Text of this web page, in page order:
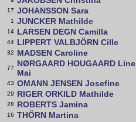
17 JOHANSSON Sara
1 JUNCKER Mathilde
14 LARSEN DEGN Camilla
44 LIPPERT VALBJÖRN Cille
32 MADSEN Caroline
77
NØRGAARD HOUGAARD Line
Mai
43 OMANN JENSEN Josefine
29 RIGER ORKILD Mathilde
28 ROBERTS Jamina
16 THÖRN Martina